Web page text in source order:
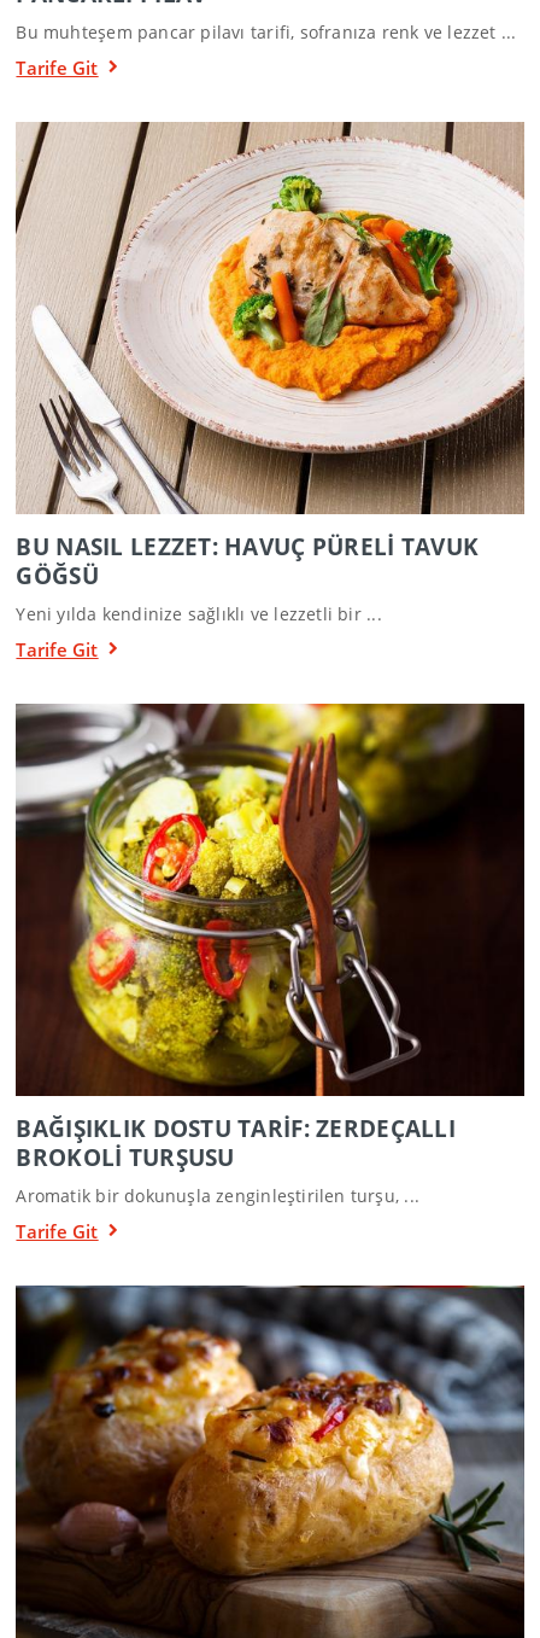
Bu muhteşem pancar pilavı tarifi, sofranıza renk ve lezzet ...
Tarife Git
BU NASIL LEZZET: HAVUÇ PÜRELİ TAVUK
GÖĞSÜ
Yeni yılda kendinize sağlıklı ve lezzetli bir ...
Tarife Git
BAĞIŞIKLIK DOSTU TARİF: ZERDEÇALLI
BROKOLİ TURŞUSU
Aromatik bir dokunuşla zenginleştirilen turşu, ...
Tarife Git